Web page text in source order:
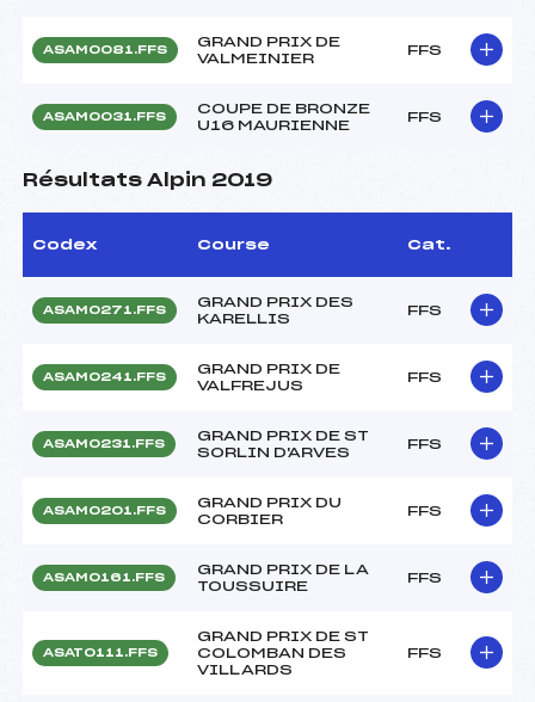
ASAM0081.FFS
GRAND PRIX DE
VALMEINIER
FFS
ASAM0031.FFS
COUPE DE BRONZE
U16 MAURIENNE
FFS
Résultats Alpin 2019
Codex Course Cat.
ASAM0271.FFS
GRAND PRIX DES
KARELLIS
FFS
ASAM0241.FFS
GRAND PRIX DE
VALFREJUS
FFS
ASAM0231.FFS
GRAND PRIX DE ST
SORLIN D'ARVES
FFS
ASAM0201.FFS
GRAND PRIX DU
CORBIER
FFS
ASAM0161.FFS
GRAND PRIX DE LA
TOUSSUIRE
FFS
ASAT0111.FFS
GRAND PRIX DE ST
COLOMBAN DES
VILLARDS
FFS